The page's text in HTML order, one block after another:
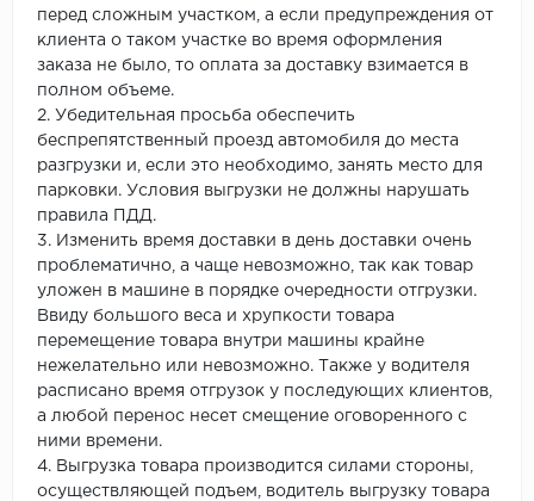
перед сложным участком, а если предупреждения от
клиента о таком участке во время оформления
заказа не было, то оплата за доставку взимается в
полном объеме.
2. Убедительная просьба обеспечить
беспрепятственный проезд автомобиля до места
разгрузки и, если это необходимо, занять место для
парковки. Условия выгрузки не должны нарушать
правила ПДД.
3. Изменить время доставки в день доставки очень
проблематично, а чаще невозможно, так как товар
уложен в машине в порядке очередности отгрузки.
Ввиду большого веса и хрупкости товара
перемещение товара внутри машины крайне
нежелательно или невозможно. Также у водителя
расписано время отгрузок у последующих клиентов,
а любой перенос несет смещение оговоренного с
ними времени.
4. Выгрузка товара производится силами стороны,
осуществляющей подъем, водитель выгрузку товара